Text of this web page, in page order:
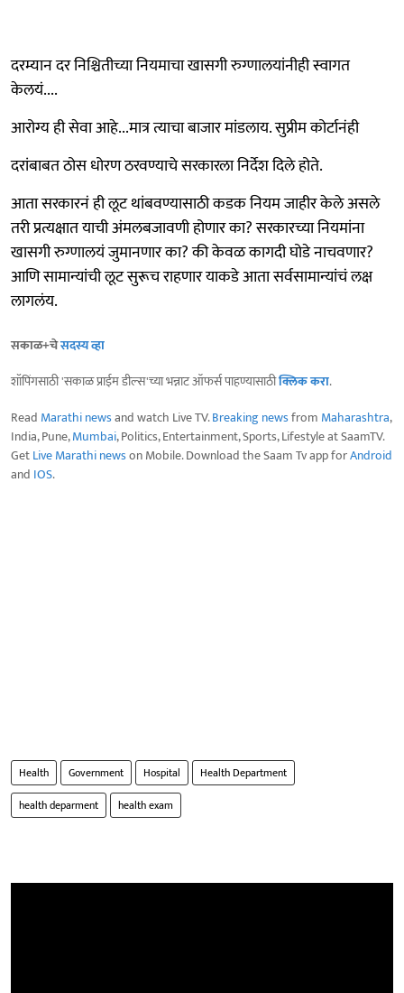
दरम्यान दर निश्चितीच्या नियमाचा खासगी रुग्णालयांनीही स्वागत
केलयं....
आरोग्य ही सेवा आहे...मात्र त्याचा बाजार मांडलाय. सुप्रीम कोर्टानंही
दरांबाबत ठोस धोरण ठरवण्याचे सरकारला निर्देश दिले होते.
आता सरकारनं ही लूट थांबवण्यासाठी कडक नियम जाहीर केले असले
तरी प्रत्यक्षात याची अंमलबजावणी होणार का? सरकारच्या नियमांना
खासगी रुग्णालयं जुमानणार का? की केवळ कागदी घोडे नाचवणार?
आणि सामान्यांची लूट सुरूच राहणार याकडे आता सर्वसामान्यांचं लक्ष
लागलंय.
सकाळ+चेसदस्य व्हा
शॉपिंगसाठी 'सकाळ प्राईम डील्स'च्या भन्नाट ऑफर्स पाहण्यासाठीक्लिक करा.
Read Marathi newsand watch Live TV.Breaking newsfrom Maharashtra,
India, Pune,Mumbai, Politics, Entertainment, Sports, Lifestyle at SaamTV.
GetLive Marathi newson Mobile. Download the Saam Tv app forAndroid
and IOS.
Health Government Hospital
Health Department
health deparment
health exam